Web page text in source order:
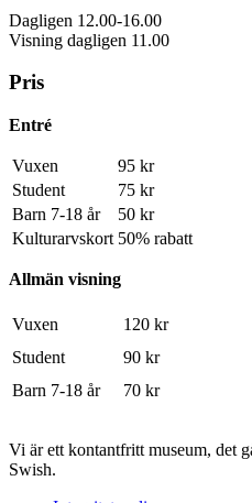
Dagligen 12.00-16.00
Visning dagligen 11.00
Pris
Entré
Vuxen
95 kr
Student
75 kr
Barn 7-18 år
50 kr
Kulturarvskort 50% rabatt
Allmän visning
Vuxen
120 kr
Student
90 kr
Barn 7-18 år
70 kr
Vi är ett kontantfritt museum, det
Swish.